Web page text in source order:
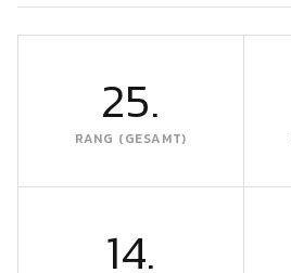
25.
RANG (GESAMT)
14.